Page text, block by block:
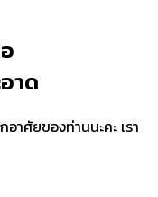
าด
าศัยของท่านนะคะ เรา